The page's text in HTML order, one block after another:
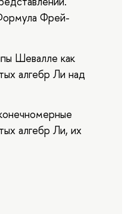
Фрей-
Шевалле как
алгебр Ли над
алгебр Ли, их